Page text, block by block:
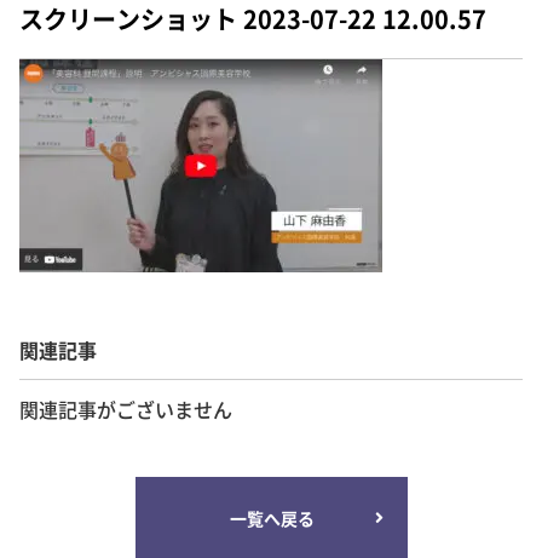
スクリーンショット 2023-07-22 12.00.57
関連記事
関連記事がございません
一覧へ戻る